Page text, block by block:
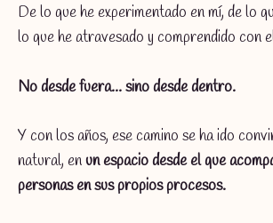
De lo que he experimentado en mí, de lo
lo que he atravesado y comprendido con
No desde fuera… sino desde dentro.
Y con los años, ese camino se ha ido
natural, enun espacio desde el que
personas en sus propios procesos.